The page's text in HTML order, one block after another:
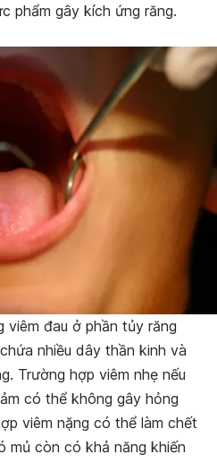
phẩm gây kích ứng răng.
viêm đau ở phần tủy răng
nhiều dây thần kinh và
Trường hợp viêm nhẹ nếu
có thể không gây hỏng
viêm nặng có thể làm chết
mủ còn có khả năng khiến